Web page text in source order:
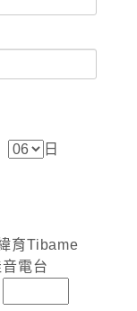
日
育Tibame
音電台